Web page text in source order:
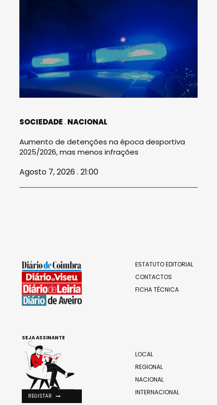
SOCIEDADE NACIONAL
Aumento de detenções na época desportiva
2025/2026, mas menos infrações
Agosto 7, 2026 . 21:00
ESTATUTO EDITORIAL
CONTACTOS
FICHA TÉCNICA
LOCAL
REGIONAL
NACIONAL
INTERNACIONAL
SEJA ASSINANTE
REGISTAR